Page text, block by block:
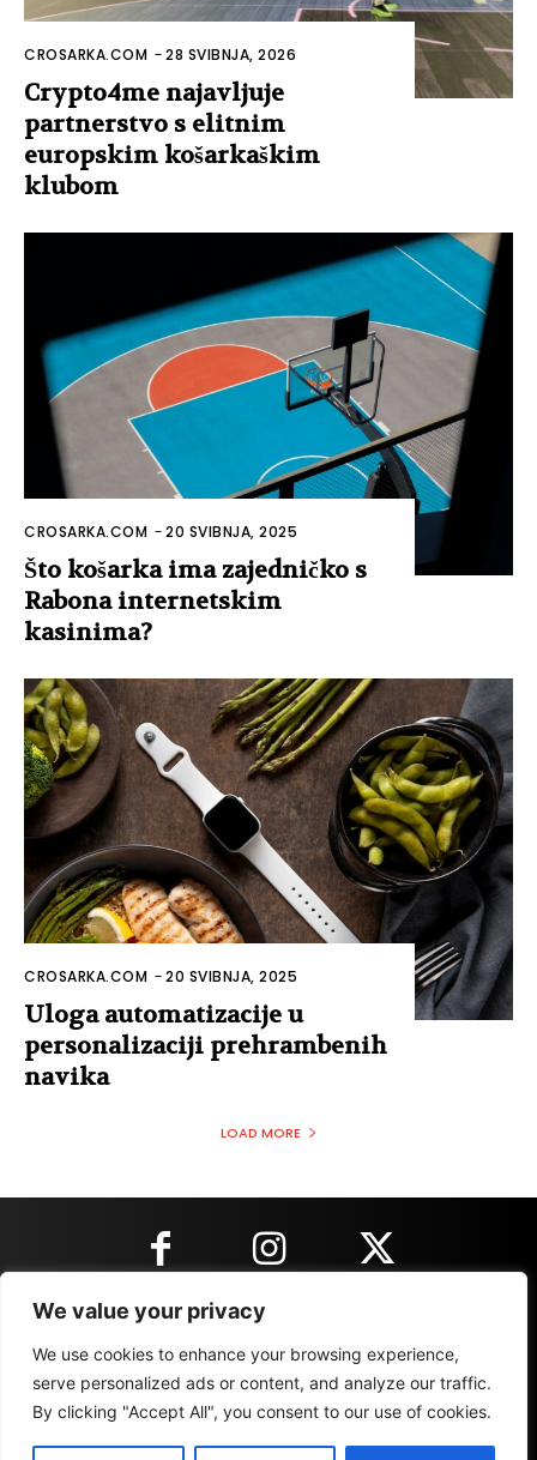
We value your privacy
We use cookies to enhance your browsing experience,
serve personalized ads or content, and analyze our traffic.
By clicking "Accept All", you consent to our use of cookies.
CROSARKA.COM -28 SVIBNJA, 2026
Crypto4me najavljuje
partnerstvo s elitnim
europskim košarkaškim
klubom
CROSARKA.COM -20 SVIBNJA, 2025
Što košarka ima zajedničko s
Rabona internetskim
kasinima?
CROSARKA.COM -20 SVIBNJA, 2025
Uloga automatizacije u
personalizaciji prehrambenih
navika
LOAD MORE
KONTAKT INFORMACIJE
IMPRESSUM MARKETING REZULTATI